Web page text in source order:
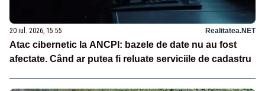
20 iul. 2026, 15:55 Realitatea.NET
Atac cibernetic la ANCPI: bazele de date nu au fost
afectate. Când ar putea fi reluate serviciile de cadastru